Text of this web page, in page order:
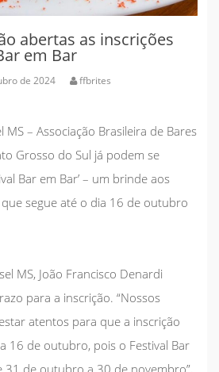
abertas as inscrições
em Bar
de 2024 ffbrites
MS – Associação Brasileira de Bares
Grosso do Sul já podem se
Bar em Bar’ – um brinde aos
segue até o dia 16 de outubro
MS, João Francisco Denardi
para a inscrição. “Nossos
atentos para que a inscrição
16 de outubro, pois o Festival Bar
31 de outubro a 30 de novembro”,